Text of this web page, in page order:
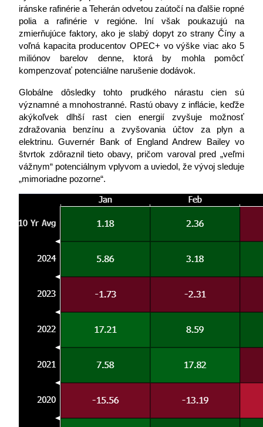
iránske rafinérie a Teherán odvetou zaútočí na ďalšie ropné
polia a rafinérie v regióne. Iní však poukazujú na
zmierňujúce faktory, ako je slabý dopyt zo strany Číny a
voľná kapacita producentov OPEC+ vo výške viac ako 5
miliónov barelov denne, ktorá by mohla pomôcť
kompenzovať potenciálne narušenie dodávok.
Globálne dôsledky tohto prudkého nárastu cien sú
významné a mnohostranné. Rastú obavy z inflácie, keďže
akýkoľvek dlhší rast cien energií zvyšuje možnosť
zdražovania benzínu a zvyšovania účtov za plyn a
elektrinu. Guvernér Bank of England Andrew Bailey vo
štvrtok zdôraznil tieto obavy, pričom varoval pred „veľmi
vážnym“ potenciálnym vplyvom a uviedol, že vývoj sleduje
„mimoriadne pozorne“.